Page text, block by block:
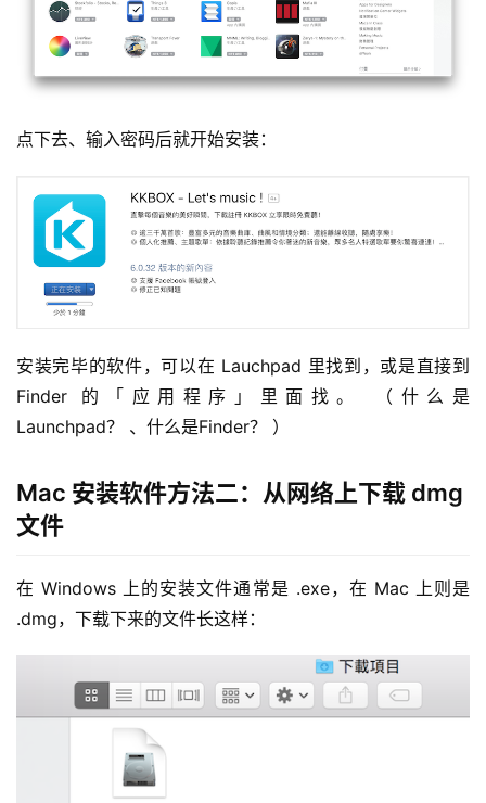
点下去、输入密码后就开始安装：
安装完毕的软件，可以在 Lauchpad 里找到，或是直接到
Finder 的「应用程序」里面找。 （什么是
Launchpad？ 、什么是Finder？ ）
Mac 安装软件方法二：从网络上下载 dmg
文件
在 Windows 上的安装文件通常是 .exe，在 Mac 上则是
.dmg，下载下来的文件长这样：